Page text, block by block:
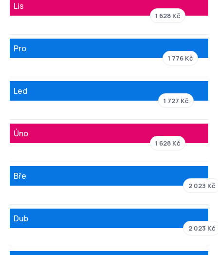
Lis
1 628 Kč
Pro
1 776 Kč
Led
1 727 Kč
Úno
1 628 Kč
Bře
2 023 Kč
Dub
2 023 Kč